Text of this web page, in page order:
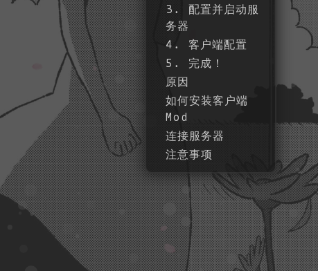
3. 配置并启动服
务器
4. 客户端配置
5. 完成！
原因
如何安装客户端
Mod
连接服务器
注意事项